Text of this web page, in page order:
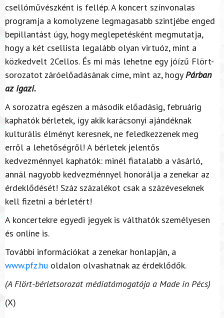
csellóművészként is fellép. A koncert színvonalas
programja a komolyzene legmagasabb szintjébe enged
bepillantást úgy, hogy meglepetésként megmutatja,
hogy a két csellista legalább olyan virtuóz, mint a
közkedvelt 2Cellos. És mi más lehetne egy jóízű Flört-
sorozatot záróelőadásának címe, mint az, hogyPárban
az igazi.
A sorozatra egészen a második előadásig, februárig
kaphatók bérletek, így akik karácsonyi ajándéknak
kulturális élményt keresnek, ne feledkezzenek meg
erről a lehetőségről! A bérletek jelentős
kedvezménnyel kaphatók: minél fiatalabb a vásárló,
annál nagyobb kedvezménnyel honorálja a zenekar az
érdeklődését! Száz százalékot csak a százéveseknek
kell fizetni a bérletért!
A koncertekre egyedi jegyek is válthatók személyesen
és online is.
További információkat a zenekar honlapján, a
www.pfz.hu oldalon olvashatnak az érdeklődők.
(A Flört-bérletsorozat médiatámogatója a Made in Pécs)
(X)